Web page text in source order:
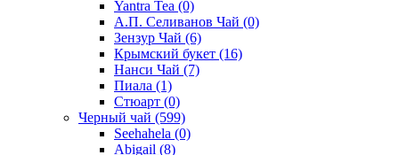
Yantra Tea (0)
А.П. Селиванов Чай (0)
Зензур Чай (6)
Крымский букет (16)
Нанси Чай (7)
Пиала (1)
Стюарт (0)
Черный чай (599)
Seehahela (0)
Abigail (8)